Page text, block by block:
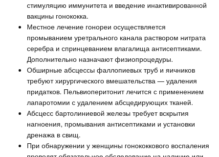
стимуляцию иммунитета и введение инактивированной
вакцины гонококка.
Местное лечение гонореи осуществляется
промыванием уретрального канала раствором нитрата
серебра и спринцеванием влагалища антисептиками.
Дополнительно назначают физиопроцедуры.
Обширные абсцессы фаллопиевых труб и яичников
требуют хирургического вмешательства — удаления
придатков. Пельвиоперитонит лечится с применением
лапаротомии с удалением абсцедирующих тканей.
Абсцесс бартолиниевой железы требует вскрытия
нагноения, промывания антисептиками и установки
дренажа в свищ.
При обнаружении у женщины гонококкового воспаления